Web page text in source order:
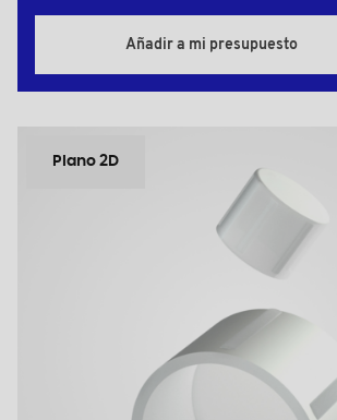
Añadir a mi presupuesto
Plano 2D